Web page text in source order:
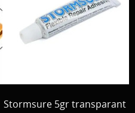
Stormsure 5gr transparant